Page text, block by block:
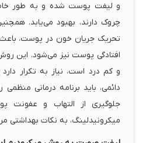
و لیفت پوست شده و به طور
چروک دارند، بهبود می‌یابد.
تحریک جریان خون در پوست،
افتادگی پوست نیز می‌شود. این
و کم درد است، نیاز به تکرار
دائمی، باید برنامه درمانی منظمی
جلوگیری از التهاب و عفونت
میکرونیدلینگ، به نکات